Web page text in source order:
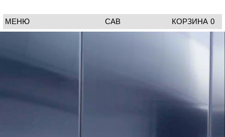
CAB КОРЗИНА 0
МЕНЮ